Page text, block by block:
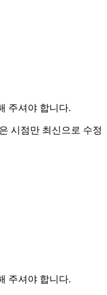
주셔야 합니다.
시점만 최신으로 수정
주셔야 합니다.